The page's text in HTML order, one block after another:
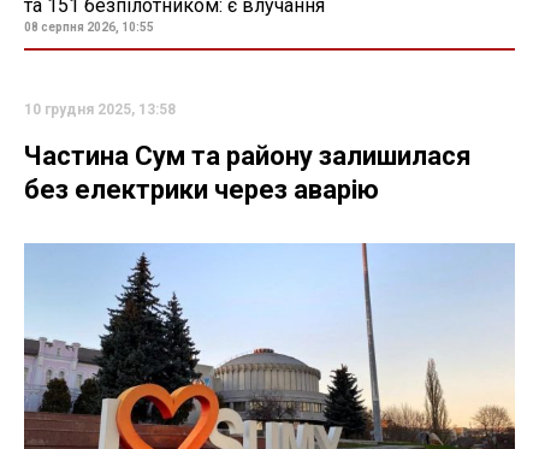
та 151 безпілотником: є влучання
08 серпня 2026, 10:55
10 грудня 2025, 13:58
Частина Сум та району залишилася
без електрики через аварію